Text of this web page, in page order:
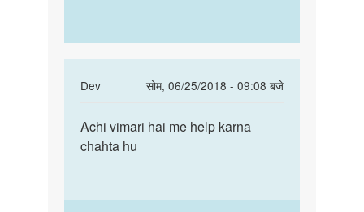
Dev
सोम, 06/25/2018 - 09:08 बजे
In
to
mujhe
sath
Achi
vimari
help…
Achi vimari hai me help karna
chahta hu